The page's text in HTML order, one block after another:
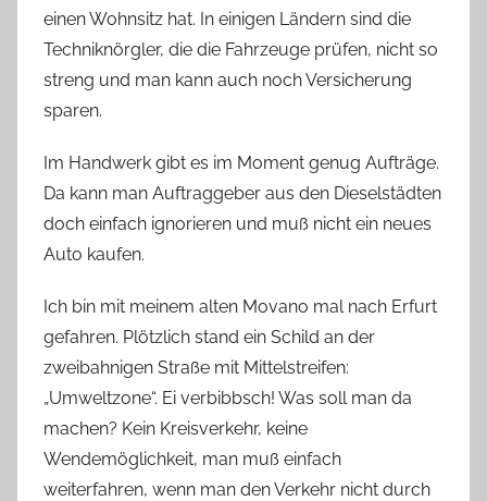
einen Wohnsitz hat. In einigen Ländern sind die
Techniknörgler, die die Fahrzeuge prüfen, nicht so
streng und man kann auch noch Versicherung
sparen.
Im Handwerk gibt es im Moment genug Aufträge.
Da kann man Auftraggeber aus den Dieselstädten
doch einfach ignorieren und muß nicht ein neues
Auto kaufen.
Ich bin mit meinem alten Movano mal nach Erfurt
gefahren. Plötzlich stand ein Schild an der
zweibahnigen Straße mit Mittelstreifen:
„Umweltzone“. Ei verbibbsch! Was soll man da
machen? Kein Kreisverkehr, keine
Wendemöglichkeit, man muß einfach
weiterfahren, wenn man den Verkehr nicht durch